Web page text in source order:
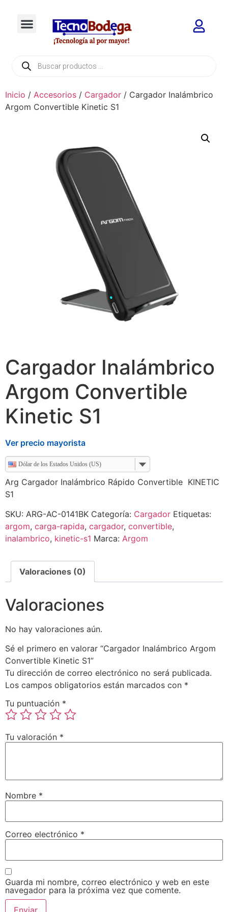
Inicio / Accesorios / Cargador / Cargador Inalámbrico
Argom Convertible Kinetic S1
Cargador Inalámbrico
Argom Convertible
Kinetic S1
Ver precio mayorista
Dólar de los Estados Unidos (US)
Arg Cargador Inalámbrico Rápido Convertible KINETIC
S1
SKU: ARG-AC-0141BK Categoría: Cargador Etiquetas:
argom, carga-rapida, cargador, convertible,
inalambrico, kinetic-s1 Marca: Argom
Valoraciones (0)
Valoraciones
No hay valoraciones aún.
Sé el primero en valorar “Cargador Inalámbrico Argom
Convertible Kinetic S1”
Tu dirección de correo electrónico no será publicada.
Los campos obligatorios están marcados con *
Tu puntuación *
Tu valoración *
Nombre *
Correo electrónico *
Guarda mi nombre, correo electrónico y web en este
navegador para la próxima vez que comente.